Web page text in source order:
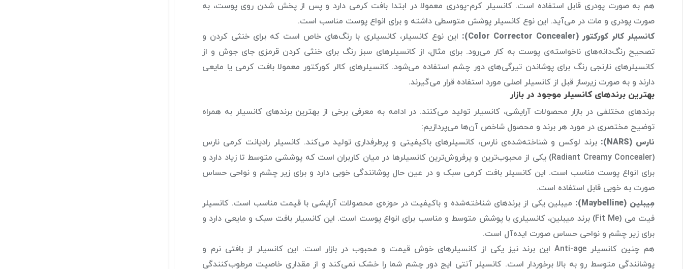
هم به صورت پودری قابل استفاده است. کانسیلر کرم-پودری معمولا در ابتدا بافت کرمی دارد و پس از پخش شدن روی پوست، به
صورت پودری و مات در می‌آید. این نوع کانسیلر پوشش متوسطی داشته و برای انواع پوست مناسب است.
کانسیلر کالر کورکتور (Color Corrector Concealer):
این نوع کانسیلر، کانسیلری با رنگ‌های خاص است که برای خنثی کردن و
تصحیح رنگ‌دانه‌های ناخواسته‌ی پوست به کار می‌رود. برای مثال، از کانسیلرهای سبز رنگ برای خنثی کردن قرمزی جای جوش و از
کانسیلرهای نارنجی رنگ برای پوشاندن تیرگی‌های دور چشم استفاده می‌شود. کانسیلرهای کالر کورکتور معمولا بافت کرمی یا مایعی
دارند و به صورت زیرساز قبل از کانسیلر اصلی مورد استفاده قرار می‌گیرند.
بهترین برندهای کانسیلر موجود در بازار
برندهای مختلفی در بازار محصولات آرایشی، کانسیلر تولید می‌کنند. در ادامه به معرفی برخی از بهترین برندهای کانسیلر به همراه
توضیح مختصری در مورد هر برند و محصول شاخص آن‌ها می‌پردازیم:
نارس (NARS):
برند لوکس و شناخته‌شده‌ی نارس، کانسیلرهای باکیفیتی و پرطرفداری تولید می‌کند. کانسیلر رادیانت کرمی نارس
(Radiant Creamy Concealer) یکی از محبوب‌ترین و پرفروش‌ترین کانسیلرها در میان کاربران است که پوششی متوسط تا زیاد دارد و
برای انواع پوست مناسب است. این کانسیلر بافت کرمی سبک و در عین حال پوشانندگی خوبی دارد و برای زیر چشم و نواحی حساس
صورت به خوبی قابل استفاده است.
مِیبلین (Maybelline):
میبلین یکی از برندهای شناخته‌شده و باکیفیت در حوزه‌ی محصولات آرایشی با قیمت مناسب است. کانسیلر
فیت می (Fit Me) برند میبلین، کانسیلری با پوشش متوسط و مناسب برای انواع پوست است. این کانسیلر بافت سبک و مایعی دارد و
برای زیر چشم و نواحی حساس صورت ایده‌آل است.
هم چنین کانسیلر Anti-age این برند نیز یکی از کانسیلرهای خوش قیمت و محبوب در بازار است. این کانسیلر از بافتی نرم و
پوشانندگی متوسط رو به بالا برخوردار است. کانسیلر آنتی ایج دور چشم شما را خشک نمی‌کند و از مقداری خاصیت مرطوب‌کنندگی